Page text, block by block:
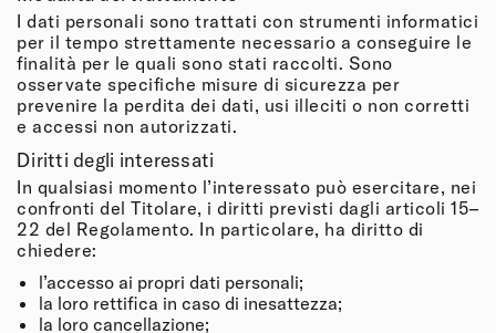
I dati personali sono trattati con strumenti informatici
per il tempo strettamente necessario a conseguire le
finalità per le quali sono stati raccolti. Sono
osservate specifiche misure di sicurezza per
prevenire la perdita dei dati, usi illeciti o non corretti
e accessi non autorizzati.
Diritti degli interessati
In qualsiasi momento l’interessato può esercitare, nei
confronti del Titolare, i diritti previsti dagli articoli 15–
22 del Regolamento. In particolare, ha diritto di
chiedere:
l’accesso ai propri dati personali;
la loro rettifica in caso di inesattezza;
la loro cancellazione;